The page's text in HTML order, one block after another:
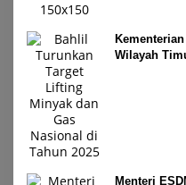
Wilayah
Menteri